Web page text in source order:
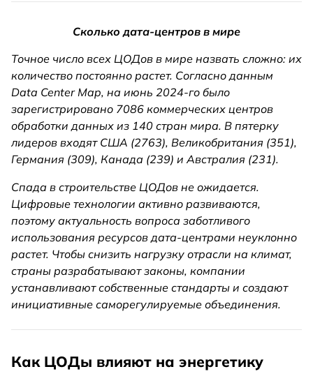
Сколько дата-центров в мире
Точное число всех ЦОДов в мире назвать сложно: их
количество постоянно растет. Согласно данным
Data Center Map, на июнь 2024-го было
зарегистрировано 7086 коммерческих центров
обработки данных из 140 стран мира. В пятерку
лидеров входят США (2763), Великобритания (351),
Германия (309), Канада (239) и Австралия (231).
Спада в строительстве ЦОДов не ожидается.
Цифровые технологии активно развиваются,
поэтому актуальность вопроса заботливого
использования ресурсов дата-центрами неуклонно
растет. Чтобы снизить нагрузку отрасли на климат,
страны разрабатывают законы, компании
устанавливают собственные стандарты и создают
инициативные саморегулируемые объединения.
Как ЦОДы влияют на энергетику